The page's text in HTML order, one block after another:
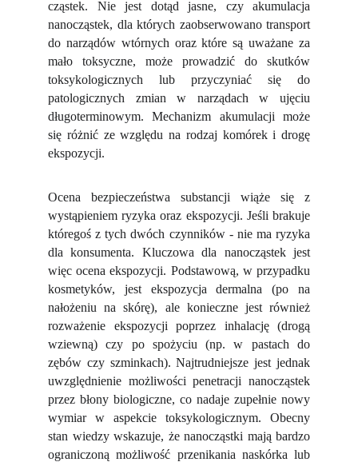
cząstek. Nie jest dotąd jasne, czy akumulacja
nanocząstek, dla których zaobserwowano transport
do narządów wtórnych oraz które są uważane za
mało toksyczne, może prowadzić do skutków
toksykologicznych lub przyczyniać się do
patologicznych zmian w narządach w ujęciu
długoterminowym. Mechanizm akumulacji może
się różnić ze względu na rodzaj komórek i drogę
ekspozycji.
Ocena bezpieczeństwa substancji wiąże się z
wystąpieniem ryzyka oraz ekspozycji. Jeśli brakuje
któregoś z tych dwóch czynników - nie ma ryzyka
dla konsumenta. Kluczowa dla nanocząstek jest
więc ocena ekspozycji. Podstawową, w przypadku
kosmetyków, jest ekspozycja dermalna (po na
nałożeniu na skórę), ale konieczne jest również
rozważenie ekspozycji poprzez inhalację (drogą
wziewną) czy po spożyciu (np. w pastach do
zębów czy szminkach). Najtrudniejsze jest jednak
uwzględnienie możliwości penetracji nanocząstek
przez błony biologiczne, co nadaje zupełnie nowy
wymiar w aspekcie toksykologicznym. Obecny
stan wiedzy wskazuje, że nanocząstki mają bardzo
ograniczoną możliwość przenikania naskórka lub